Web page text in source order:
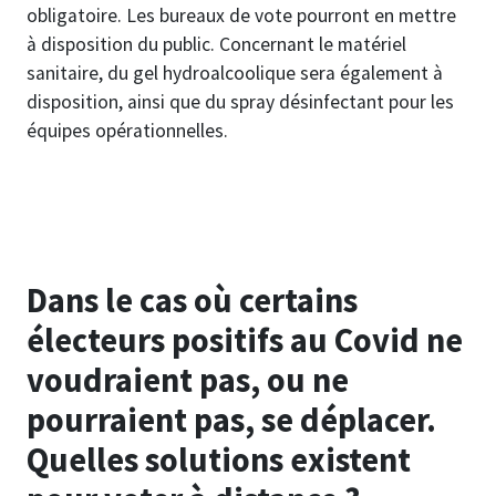
obligatoire. Les bureaux de vote pourront en mettre
à disposition du public. Concernant le matériel
sanitaire, du gel hydroalcoolique sera également à
disposition, ainsi que du spray désinfectant pour les
équipes opérationnelles.
Dans le cas où certains
électeurs positifs au Covid ne
voudraient pas, ou ne
pourraient pas, se déplacer.
Quelles solutions existent